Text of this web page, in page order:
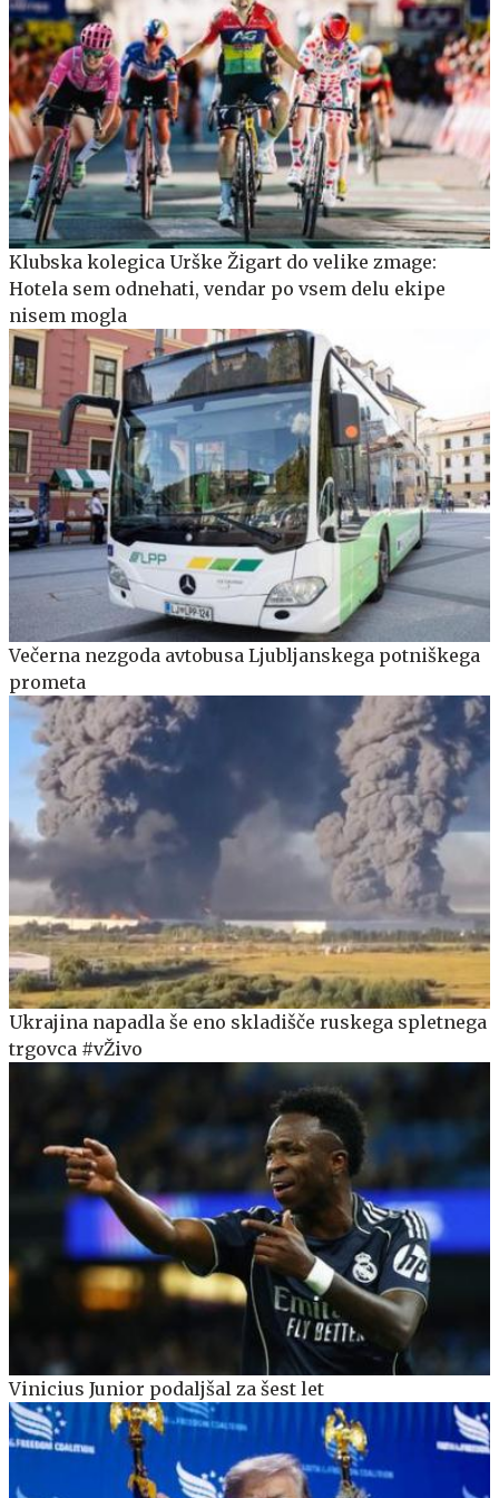
Klubska kolegica Urške Žigart do velike zmage:
Hotela sem odnehati, vendar po vsem delu ekipe
nisem mogla
Večerna nezgoda avtobusa Ljubljanskega potniškega
prometa
Ukrajina napadla še eno skladišče ruskega spletnega
trgovca #vŽivo
Vinicius Junior podaljšal za šest let